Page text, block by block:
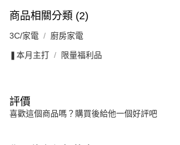
商品相關分類 (2)
3C/家電 廚房家電
❚本月主打 限量福利品
評價
喜歡這個商品嗎？購買後給他一個好評吧